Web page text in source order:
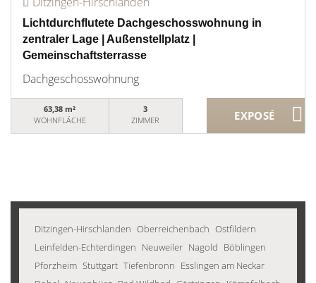
Lichtdurchflutete Dachgeschosswohnung in
zentraler Lage | Außenstellplatz |
Gemeinschaftsterrasse
Dachgeschosswohnung
63,38 m²
WOHNFLÄCHE
3
ZIMMER
Ditzingen-Hirschlanden Oberreichenbach Ostfildern
Leinfelden-Echterdingen Neuweiler Nagold Böblingen
Pforzheim Stuttgart Tiefenbronn Esslingen am Neckar